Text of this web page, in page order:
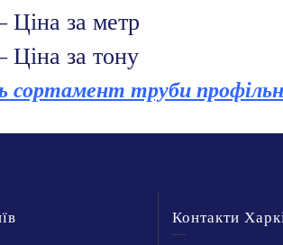
Ціна за метр
Ціна за тону
сортамент труби
Контакти